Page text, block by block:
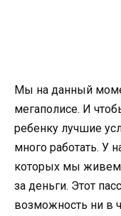
Мы на данный
мегаполисе. И
ребенку лучшие
много работать. У
которых мы
за деньги. Этот
возможность ни в